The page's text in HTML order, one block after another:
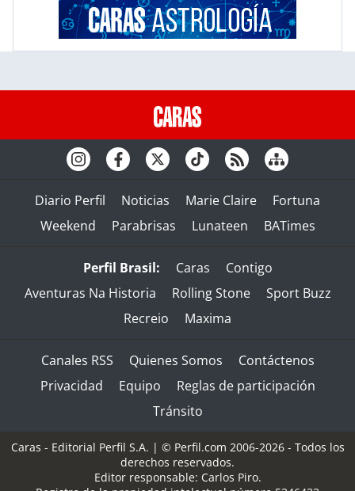
Diario Perfil Noticias Marie Claire
Fortuna
Weekend
Parabrisas Lunateen BATimes
Perfil Brasil: Caras
Contigo
Aventuras Na Historia
Rolling Stone
Sport Buzz
Recreio
Maxima
Canales RSS Quienes Somos
Contáctenos
Privacidad
Equipo
Reglas de participación
Tránsito
Caras - Editorial Perfil S.A. | © Perfil.com 2006-2026 - Todos los
derechos reservados.
Editor responsable: Carlos Piro.